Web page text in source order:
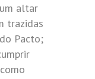
altar
trazidas
Pacto;